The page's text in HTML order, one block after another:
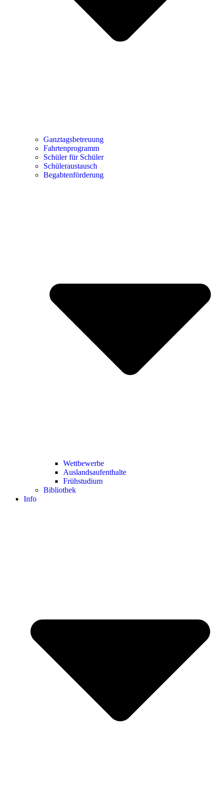
Ganztagsbetreuung
Fahrtenprogramm
Schüler für Schüler
Schüleraustausch
Begabtenförderung
Wettbewerbe
Auslandsaufenthalte
Frühstudium
Bibliothek
Info